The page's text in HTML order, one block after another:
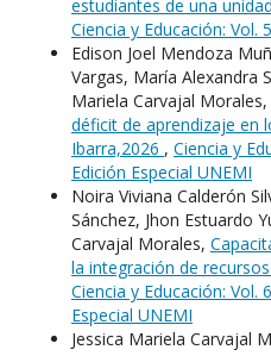
estudiantes de una
Ciencia y Educación: Vol.
Edison Joel Mendoza
Vargas, María Alexandra
Mariela Carvajal Morales,
déficit de aprendizaje en
Ibarra,2026 , Ciencia y
Edición Especial UNEMI
Noira Viviana Calderón
Sánchez, Jhon Estuardo
Carvajal Morales,
la integración de
Ciencia y Educación: Vol.
Especial UNEMI
Jessica Mariela Carvajal